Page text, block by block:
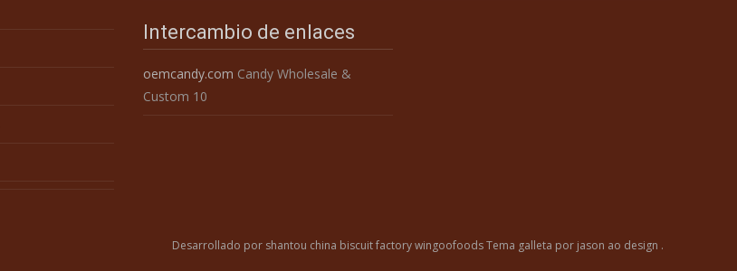
Intercambio de enlaces
oemcandy.com Candy Wholesale &
Custom 10
Desarrollado por shantou china biscuit factory wingoofoodsTema galleta por jason ao design .